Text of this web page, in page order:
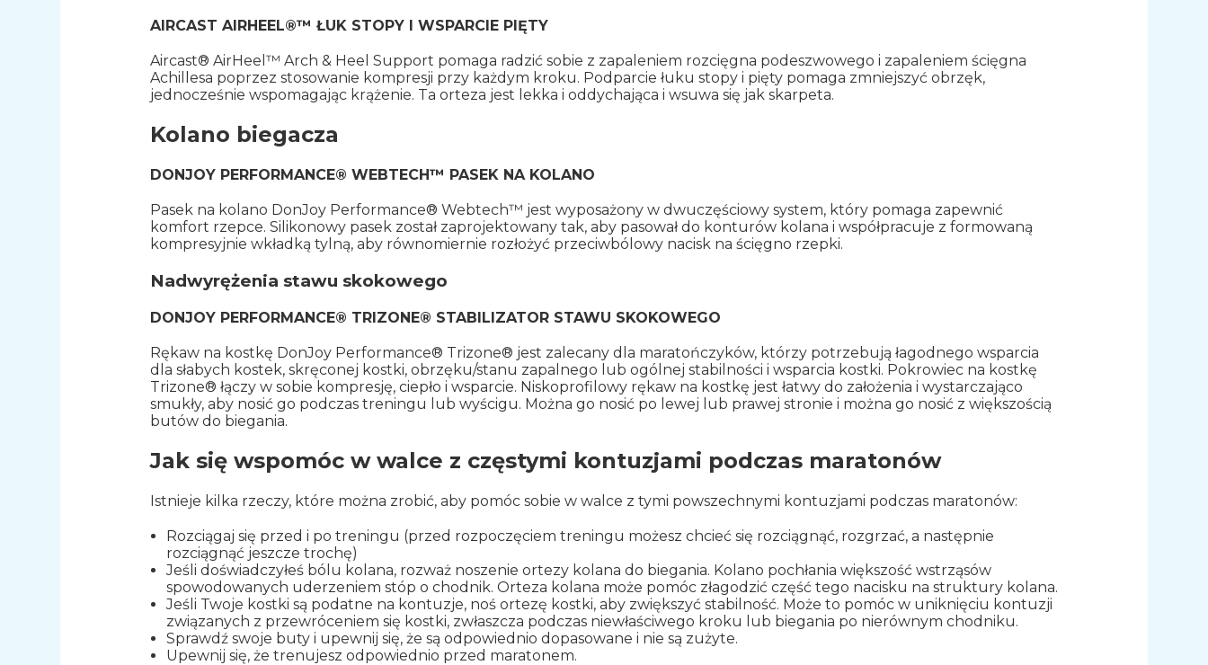
AIRCAST AIRHEEL®™ ŁUK STOPY I WSPARCIE PIĘTY
Aircast® AirHeel™ Arch & Heel Support pomaga radzić sobie z zapaleniem rozcięgna podeszwowego i zapaleniem ścięgna
Achillesa poprzez stosowanie kompresji przy każdym kroku. Podparcie łuku stopy i pięty pomaga zmniejszyć obrzęk,
jednocześnie wspomagając krążenie. Ta orteza jest lekka i oddychająca i wsuwa się jak skarpeta.
Kolano biegacza
DONJOY PERFORMANCE® WEBTECH™ PASEK NA KOLANO
Pasek na kolano DonJoy Performance® Webtech™ jest wyposażony w dwuczęściowy system, który pomaga zapewnić
komfort rzepce. Silikonowy pasek został zaprojektowany tak, aby pasował do konturów kolana i współpracuje z formowaną
kompresyjnie wkładką tylną, aby równomiernie rozłożyć przeciwbólowy nacisk na ścięgno rzepki.
Nadwyrężenia stawu skokowego
DONJOY PERFORMANCE® TRIZONE® STABILIZATOR STAWU SKOKOWEGO
Rękaw na kostkę DonJoy Performance® Trizone® jest zalecany dla maratończyków, którzy potrzebują łagodnego wsparcia
dla słabych kostek, skręconej kostki, obrzęku/stanu zapalnego lub ogólnej stabilności i wsparcia kostki. Pokrowiec na kostkę
Trizone® łączy w sobie kompresję, ciepło i wsparcie. Niskoprofilowy rękaw na kostkę jest łatwy do założenia i wystarczająco
smukły, aby nosić go podczas treningu lub wyścigu. Można go nosić po lewej lub prawej stronie i można go nosić z większością
butów do biegania.
Jak się wspomóc w walce z częstymi kontuzjami podczas maratonów
Istnieje kilka rzeczy, które można zrobić, aby pomóc sobie w walce z tymi powszechnymi kontuzjami podczas maratonów:
Rozciągaj się przed i po treningu (przed rozpoczęciem treningu możesz chcieć się rozciągnąć, rozgrzać, a następnie
rozciągnąć jeszcze trochę)
Jeśli doświadczyłeś bólu kolana, rozważ noszenie ortezy kolana do biegania. Kolano pochłania większość wstrząsów
spowodowanych uderzeniem stóp o chodnik. Orteza kolana może pomóc złagodzić część tego nacisku na struktury kolana.
Jeśli Twoje kostki są podatne na kontuzje, noś ortezę kostki, aby zwiększyć stabilność. Może to pomóc w uniknięciu kontuzji
związanych z przewróceniem się kostki, zwłaszcza podczas niewłaściwego kroku lub biegania po nierównym chodniku.
Sprawdź swoje buty i upewnij się, że są odpowiednio dopasowane i nie są zużyte.
Upewnij się, że trenujesz odpowiednio przed maratonem.